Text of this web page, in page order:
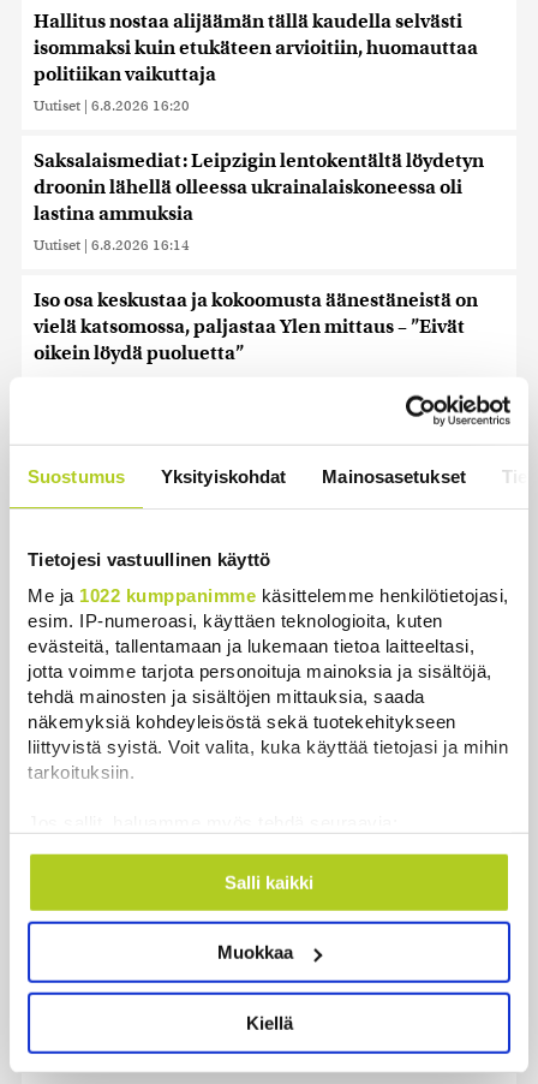
Suostumus Yksityiskohdat Mainosasetukset
Tietojesi vastuullinen käyttö
Me ja 1022 kumppanimme käsittelemme henkilötietojasi,
esim. IP-numeroasi, käyttäen teknologioita, kuten
evästeitä, tallentamaan ja lukemaan tietoa laitteeltasi,
jotta voimme tarjota personoituja mainoksia ja sisältöjä,
tehdä mainosten ja sisältöjen mittauksia, saada
näkemyksiä kohdeyleisöstä sekä tuotekehitykseen
liittyvistä syistä. Voit valita, kuka käyttää tietojasi ja mihin
tarkoituksiin.
Kerätä tietoja maantieteellisestä sijainnistasi,
mahdollisesti muutaman metrin tarkkuudella
ominaispiirteitä aktiivisesti (sormenjäljen
Lue lisää siitä, miten henkilötietojasi käsitellään ja miten
suostumustasi tai peruuttaa sen milloin vain
evästeilmoituksessa.
Salli kaikki
Muokkaa
Kiellä
Hallitus nostaa alijäämän tällä kaudella selvästi
isommaksi kuin etukäteen arvioitiin, huomauttaa
politiikan vaikuttaja
Uutiset | 6.8.2026 16:20
Saksalaismediat: Leipzigin lentokentältä löydetyn
droonin lähellä olleessa ukrainalaiskoneessa oli
lastina ammuksia
Uutiset | 6.8.2026 16:14
Iso osa keskustaa ja kokoomusta äänestäneistä on
vielä katsomossa, paljastaa Ylen mittaus – ”Eivät
oikein löydä puoluetta”
Valaat ja delfiinit kaikkoavat, hait lähestyvät rantaa
– näin meren lämpeneminen näkyy Kaliforniassa
Ruotsi luovuttaa Venäjän varjolaivastoon kuuluvan
Uutiset 6.8.2026 14:03
Pohjois-Korea ampui tunnistamattoman ammuksen
Japaninmerelle
Uutiset | 6.8.2026 12:14
Maahanmuuttovirasto estää osaa marja-alan
Uutiset | 6.8.2026 12:02
Näytä lisää
Toimitus suosittelee